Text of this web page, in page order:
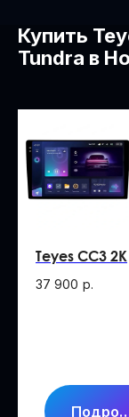
Купить
Tundra в
Teyes CC3 2K
37 900 р.